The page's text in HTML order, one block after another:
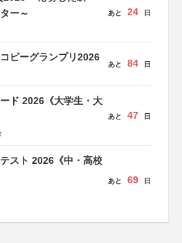
ー～
あと 24 日
ピーグランプリ2026
あと 84 日
ド 2026《大学生・大
あと 47 日
スト 2026《中・高校
あと 69 日